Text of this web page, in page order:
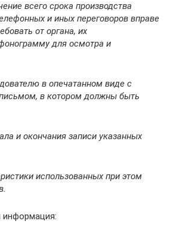
всего срока производства
и иных переговоров вправе
от органа, их
для осмотра и
в опечатанном виде с
в котором должны быть
и окончания записи указанных
использованных при этом
информация: